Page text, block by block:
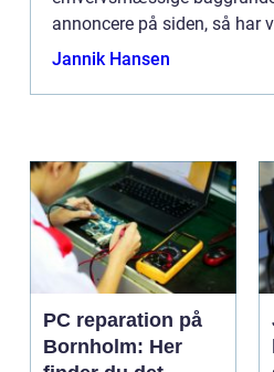
annoncere på siden, så har
Bannerannoncering er blot
Jannik Hansen
PC reparation på
Bornholm: Her